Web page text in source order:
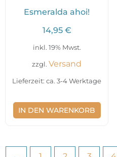
Esmeralda ahoi!
14,95 €
inkl. 19% Mwst.
zzgl. Versand
Lieferzeit: ca. 3-4 Werktage
IN DEN WARENKORB